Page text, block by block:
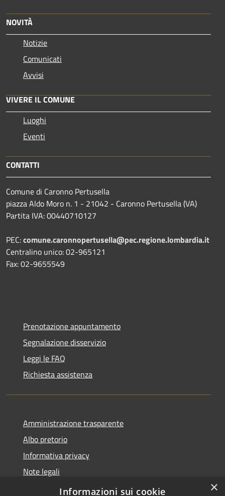
NOVITÀ
Notizie
Comunicati
Avvisi
VIVERE IL COMUNE
Luoghi
Eventi
CONTATTI
Comune di Caronno Pertusella
piazza Aldo Moro n. 1 - 21042 - Caronno Pertusella (VA)
Partita IVA: 00440710127
PEC:comune.caronnopertusella@pec.regione.lombardia.it
Centralino unico: 02-965121
Fax: 02-9655549
Prenotazione appuntamento
Segnalazione disservizio
Leggi le FAQ
Richiesta assistenza
Amministrazione trasparente
Albo pretorio
Informativa privacy
Note legali
Dichiarazione di accessibilità
×
Informazioni sui cookie